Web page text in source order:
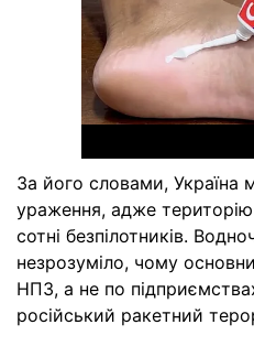
За його словами, Україна
ураження, адже
сотні безпілотників.
незрозуміло, чому
НПЗ, а не по
російський ракетний